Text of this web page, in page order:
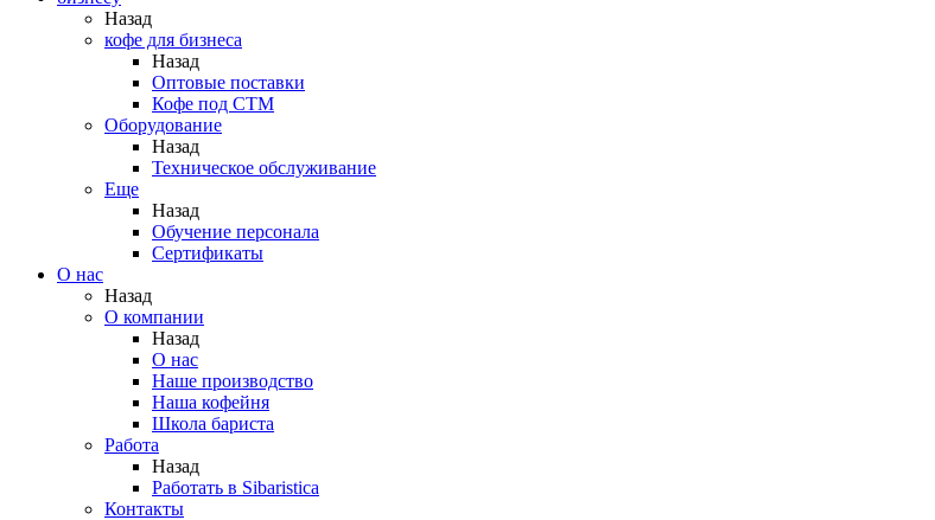
Назад
кофе для бизнеса
Назад
Оптовые поставки
Кофе под СТМ
Оборудование
Назад
Техническое обслуживание
Еще
Назад
Обучение персонала
Сертификаты
О нас
Назад
O компании
Назад
О нас
Наше производство
Наша кофейня
Школа бариста
Работа
Назад
Работать в Sibaristica
Контакты